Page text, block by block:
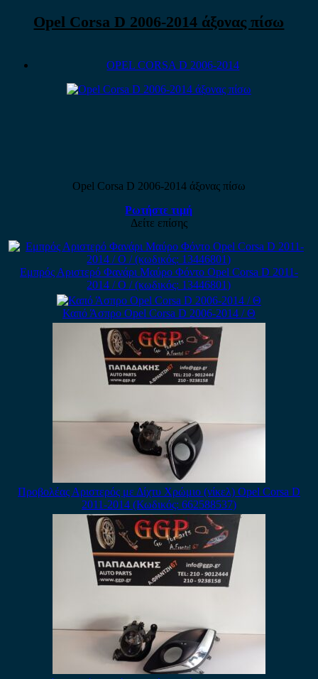
Opel Corsa D 2006-2014 άξονας πίσω
OPEL CORSA D 2006-2014
Opel Corsa D 2006-2014 άξονας πίσω
Ρωτήστε τιμή
Δείτε επίσης
Εμπρός Αριστερό Φανάρι Μαύρο Φόντο Opel Corsa D 2011-
2014 / Ο / (κωδικός: 13446801)
Καπό Άσπρο Opel Corsa D 2006-2014 / Θ
Προβολέας Αριστερός με Δίχτυ Χρώμιο (νίκελ) Opel Corsa D
2011-2014 (Κωδικός: 662588537)